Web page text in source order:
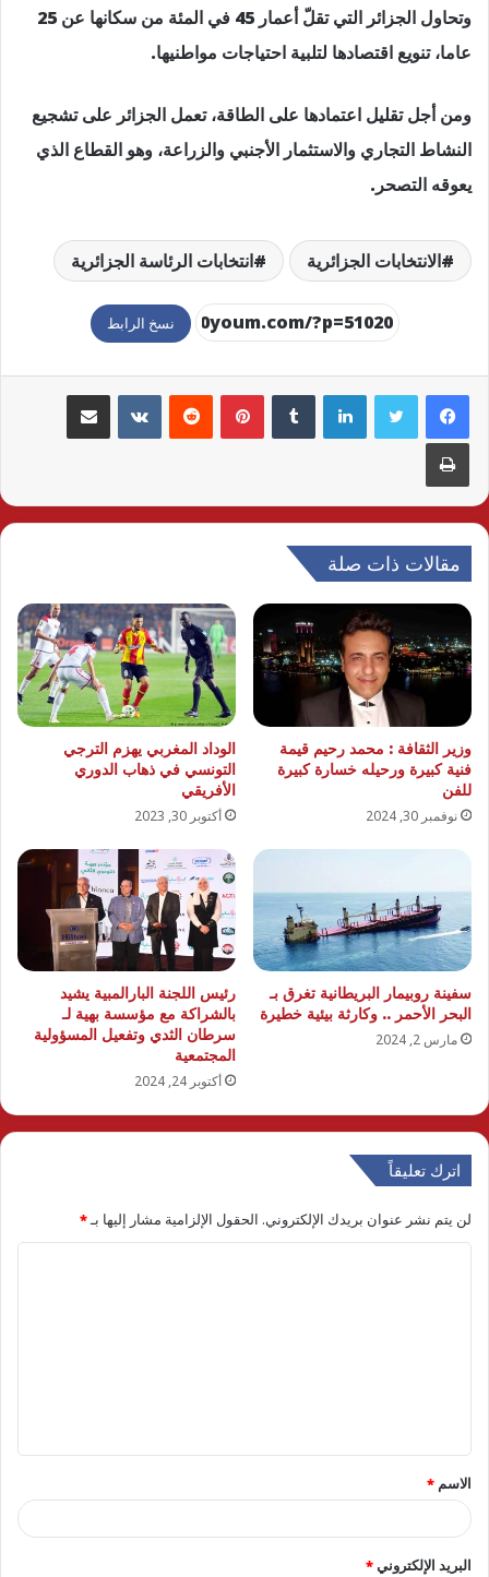
وتحاول الجزائر التي تقلّ أعمار 45 في المئة من سكانها عن 25
عاما، تنويع اقتصادها لتلبية احتياجات مواطنيها.
ومن أجل تقليل اعتمادها على الطاقة، تعمل الجزائر على تشجيع
النشاط التجاري والاستثمار الأجنبي والزراعة، وهو القطاع الذي
يعوقه التصحر.
الانتخابات الجزائرية انتخابات الرئاسة الجزائرية
نسخ الرابط
لينكدإن بينتيريست مشاركة عبر البريد
طباعة
مقالات ذات صلة
وزير الثقافة : محمد رحيم قيمة
فنية كبيرة ورحيله خسارة كبيرة
للفن
نوفمبر 30, 2024
الوداد المغربي يهزم الترجي
التونسي في ذهاب الدوري
الأفريقي
أكتوبر 30, 2023
سفينة روبيمار البريطانية تغرق بـ
البحر الأحمر .. وكارثة بيئية خطيرة
مارس 2, 2024
رئيس اللجنة البارالمبية يشيد
بالشراكة مع مؤسسة بهية لـ
سرطان الثدي وتفعيل المسؤولية
المجتمعية
أكتوبر 24, 2024
اترك تعليقاً
لن يتم نشر عنوان بريدك الإلكتروني. الحقول الإلزامية مشار إليها بـ*
ق
*
الاسم *
البريد الإلكتروني*